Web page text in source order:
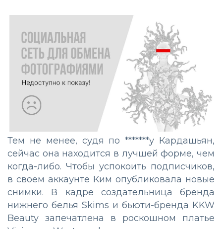
Тем не менее, судя по *******у Кардашьян,
сейчас она находится в лучшей форме, чем
когда-либо. Чтобы успокоить подписчиков,
в своем аккаунте Ким опубликовала новые
снимки. В кадре создательница бренда
нижнего белья Skims и бьюти-бренда KKW
Beauty запечатлена в роскошном платье